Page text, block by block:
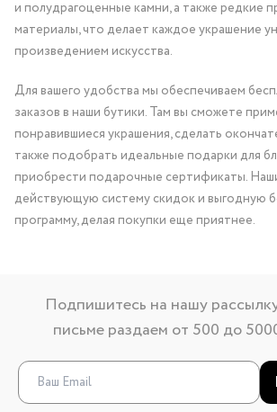
и полудрагоценные камни, а также редкие
материалы, что делает каждое украшение
произведением искусства.
Для вашего удобства мы обеспечиваем
заказов в наши бутики. Там вы сможете
понравившиеся украшения, сделать
также подобрать идеальные подарки для
приобрести подарочные сертификаты.
действующую систему скидок и выгодную
программу, делая покупки еще приятнее.
Подпишитесь на нашу
письме раздаем от 500 до